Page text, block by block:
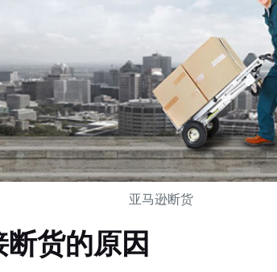
亚马逊断货
货的原因